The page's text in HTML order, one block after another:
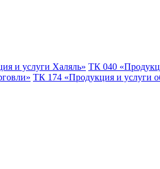
и услуги Халяль» ТК 040
ТК 174 «Продукция и услуги